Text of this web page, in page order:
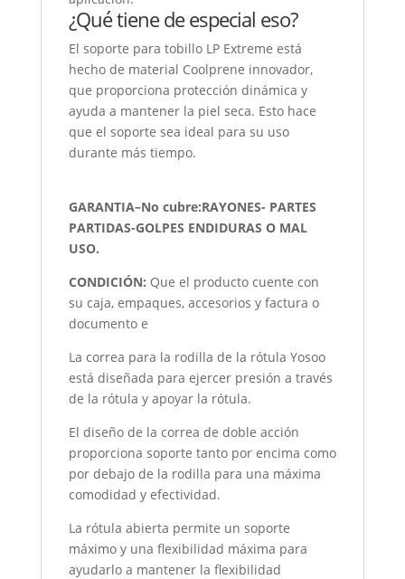
¿Qué tiene de especial eso?
El soporte para tobillo LP Extreme está
hecho de material Coolprene innovador,
que proporciona protección dinámica y
ayuda a mantener la piel seca. Esto hace
que el soporte sea ideal para su uso
durante más tiempo.
GARANTIA–No cubre:RAYONES- PARTES
PARTIDAS-GOLPES ENDIDURAS O MAL
USO.
CONDICIÓN: Que el producto cuente con
su caja, empaques, accesorios y factura o
documento e
La correa para la rodilla de la rótula Yosoo
está diseñada para ejercer presión a través
de la rótula y apoyar la rótula.
El diseño de la correa de doble acción
proporciona soporte tanto por encima como
por debajo de la rodilla para una máxima
comodidad y efectividad.
La rótula abierta permite un soporte
máximo y una flexibilidad máxima para
ayudarlo a mantener la flexibilidad